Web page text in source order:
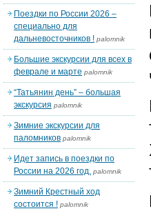
Поездки по России 2026 –
специально для
дальневосточников ! palomnik
Большие экскурсии для всех в
феврале и марте palomnik
“Татьянин день” – большая
экскурсия palomnik
Зимние экскурсии для
паломников palomnik
Идет запись в поездки по
России на 2026 год. palomnik
Зимний Крестный ход
состоится ! palomnik